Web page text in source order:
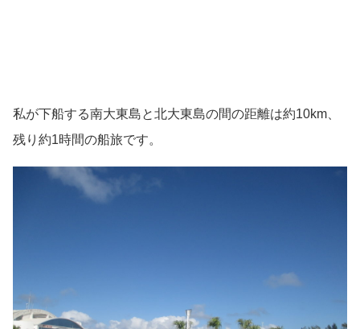
私が下船する南大東島と北大東島の間の距離は約10km、
残り約1時間の船旅です。